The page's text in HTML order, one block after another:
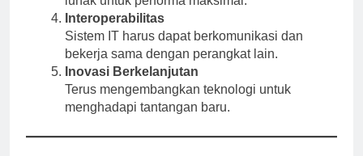
Interoperabilitas
Sistem IT harus dapat berkomunikasi dan
bekerja sama dengan perangkat lain.
Inovasi Berkelanjutan
Terus mengembangkan teknologi untuk
menghadapi tantangan baru.